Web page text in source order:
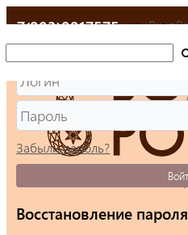
+7(903)9917575 Вход
Забыли пароль?
Восстановление пароля